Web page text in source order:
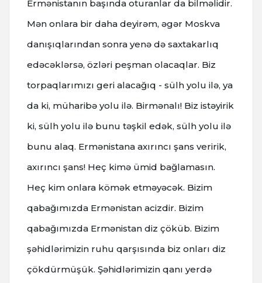
Ermənistanın başında oturanlar da bilməlidir.
Mən onlara bir daha deyirəm, əgər Moskva
danışıqlarından sonra yenə də saxtakarlıq
edəcəklərsə, özləri peşman olacaqlar. Biz
torpaqlarımızı geri alacağıq - sülh yolu ilə, ya
da ki, müharibə yolu ilə. Birmənalı! Biz istəyirik
ki, sülh yolu ilə bunu təşkil edək, sülh yolu ilə
bunu alaq. Ermənistana axırıncı şans veririk,
axırıncı şans! Heç kimə ümid bağlamasın.
Heç kim onlara kömək etməyəcək. Bizim
qabağımızda Ermənistan acizdir. Bizim
qabağımızda Ermənistan diz çöküb. Bizim
şəhidlərimizin ruhu qarşısında biz onları diz
çökdürmüşük. Şəhidlərimizin qanı yerdə